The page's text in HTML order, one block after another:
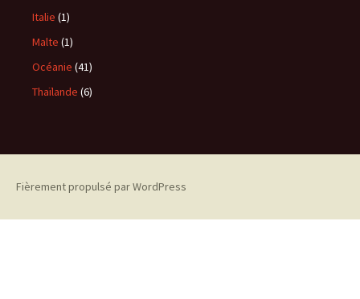
Italie (1)
Malte (1)
Océanie (41)
Thaïlande (6)
Fièrement propulsé par WordPress